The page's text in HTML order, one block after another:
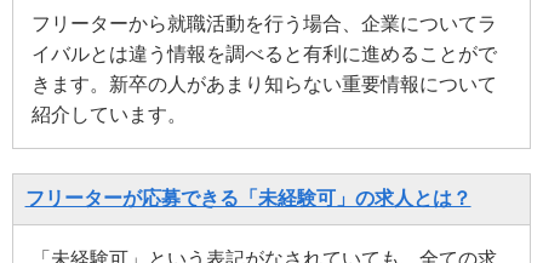
フリーターから就職活動を行う場合、企業についてラ
イバルとは違う情報を調べると有利に進めることがで
きます。新卒の人があまり知らない重要情報について
紹介しています。
フリーターが応募できる「未経験可」の求人とは？